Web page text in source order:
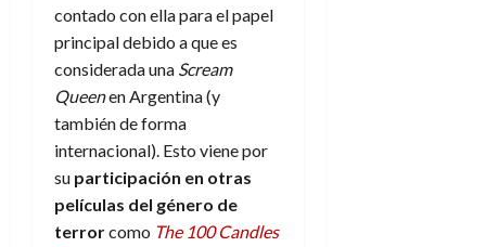
contado con ella para el papel
principal debido a que es
considerada una Scream
Queenen Argentina (y
también de forma
internacional). Esto viene por
su participación en otras
películas del género de
terrorcomo The 100 Candles